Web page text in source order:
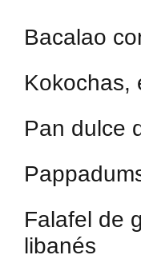
Bacalao
Kokochas,
Pan dulce
Falafel de
libanés